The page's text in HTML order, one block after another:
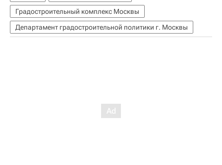
Градостроительный комплекс Москвы
Департамент градостроительной политики г. Москвы